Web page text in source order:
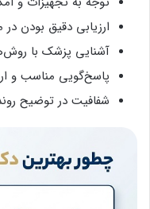
ارزیابی دقیق بودن
آشنایی پزشک با
پاسخ‌گویی مناسب و
شفافیت در توضیح